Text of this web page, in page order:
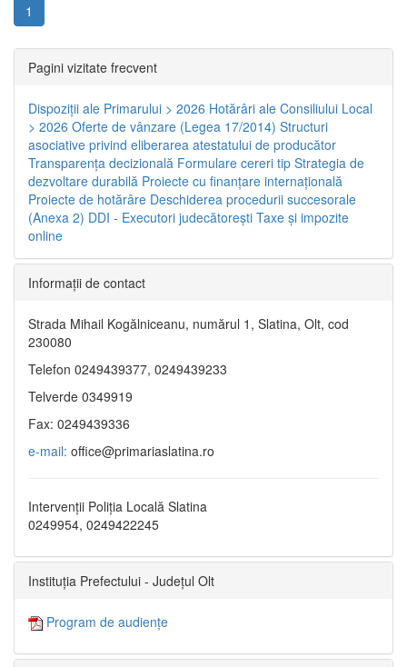
1
Pagini vizitate frecvent
Dispoziţii ale Primarului > 2026 Hotărâri ale Consiliului Local
> 2026 Oferte de vânzare (Legea 17/2014) Structuri
asociative privind eliberarea atestatului de producător
Transparenţa decizională Formulare cereri tip Strategia de
dezvoltare durabilă Proiecte cu finanţare internaţională
Proiecte de hotărâre Deschiderea procedurii succesorale
(Anexa 2) DDI - Executori judecătorești Taxe şi impozite
online
Informaţii de contact
Strada Mihail Kogălniceanu, numărul 1, Slatina, Olt, cod
230080
Telefon 0249439377, 0249439233
Telverde 0349919
Fax: 0249439336
e-mail: office@primariaslatina.ro
Intervenții Poliția Locală Slatina
0249954, 0249422245
Instituția Prefectului - Județul Olt
Program de audiențe